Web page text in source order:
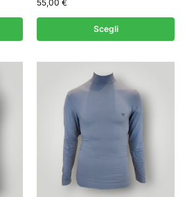
55,00 €
Scegli